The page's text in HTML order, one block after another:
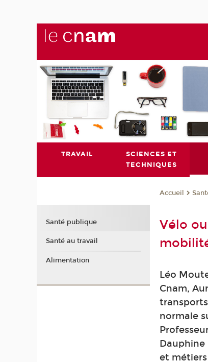
TRAVAIL
SCIENCES ET
TECHNIQUES
Accueil
Vélo
Léo
Cnam,
normale
Dauphine
et
Santé publique
Santé au travail
Alimentation